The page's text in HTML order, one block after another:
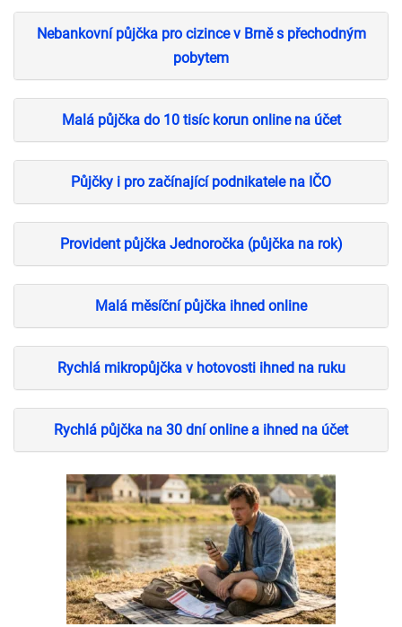
Nebankovní půjčka pro cizince v Brně s přechodným
pobytem
Malá půjčka do 10 tisíc korun online na účet
Půjčky i pro začínající podnikatele na IČO
Provident půjčka Jednoročka (půjčka na rok)
Malá měsíční půjčka ihned online
Rychlá mikropůjčka v hotovosti ihned na ruku
Rychlá půjčka na 30 dní online a ihned na účet